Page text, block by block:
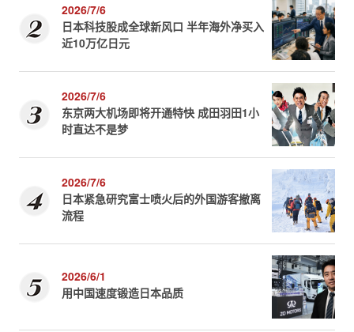
2026/7/6
日本科技股成全球新风口 半年海外净买入
近10万亿日元
2026/7/6
东京两大机场即将开通特快 成田羽田1小
时直达不是梦
2026/7/6
日本紧急研究富士喷火后的外国游客撤离
流程
2026/6/1
用中国速度锻造日本品质